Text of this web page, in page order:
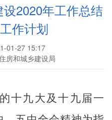
2020年工作总结
作计划
01-27 15:17
房和城乡建设局
十九大及十九届一